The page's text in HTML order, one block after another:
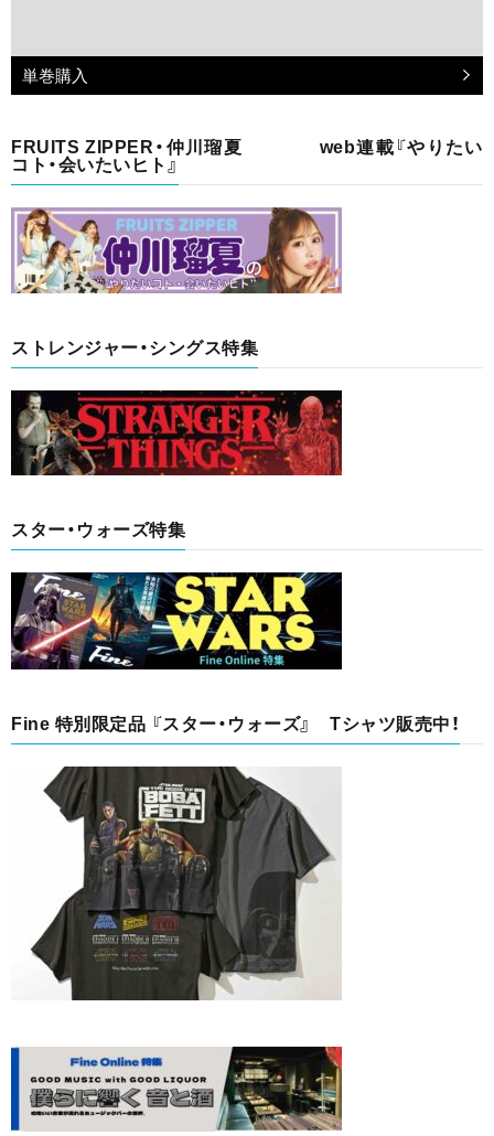
単巻購入
FRUITS ZIPPER・仲川瑠夏 web連載『やりたい
コト・会いたいヒト』
ストレンジャー・シングス特集
スター・ウォーズ特集
Fine 特別限定品 『スター・ウォーズ』 Tシャツ販売中！